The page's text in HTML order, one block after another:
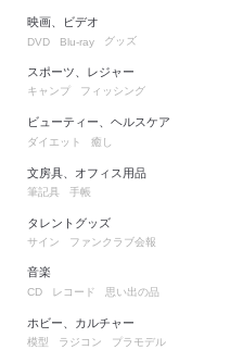
映画、ビデオ
DVD Blu-ray グッズ
スポーツ、レジャー
キャンプ フィッシング
ビューティー、ヘルスケア
ダイエット 癒し
文房具、オフィス用品
筆記具 手帳
タレントグッズ
サイン ファンクラブ会報
音楽
CD レコード 思い出の品
ホビー、カルチャー
模型 ラジコン プラモデル